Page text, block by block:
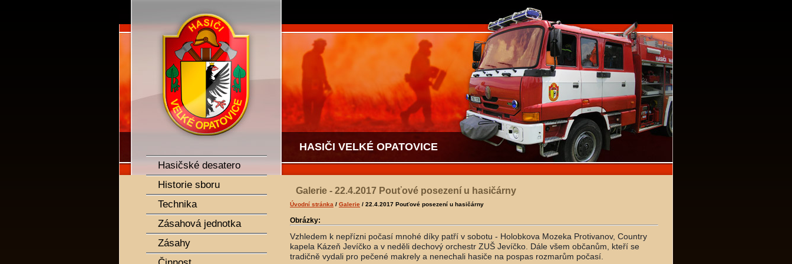
HASIČI VELKÉ OPATOVICE
Galerie - 22.4.2017 Pouťové posezení u hasičárny
Úvodní stránka / Galerie / 22.4.2017 Pouťové posezení u hasičárny
Obrázky:
Vzhledem k nepřízni počasí mnohé díky patří v sobotu - Holobkova Mozeka Protivanov, Country
kapela Kázeň Jevíčko a v neděli dechový orchestr ZUŠ Jevíčko. Dále všem občanům, kteří se
tradičně vydali pro pečené makrely a nenechali hasiče na pospas rozmarům počasí.
SDH Velké Opatovice
Hasičské desatero
Historie sboru
Technika
Zásahová jednotka
Zásahy